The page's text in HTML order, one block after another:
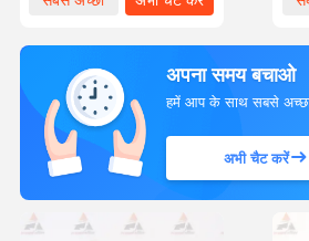
अपना समय बचाओ
हमें आप के साथ सबसे अच्छा
अभी चैट करें